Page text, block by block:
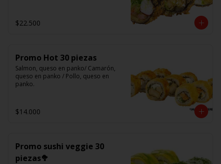
(Foto referencial)
$22.500
Promo Hot 30 piezas
Salmon, queso en panko/ Camarón,
queso en panko / Pollo, queso en
panko.
$14.000
Promo sushi veggie 30
piezas🥦